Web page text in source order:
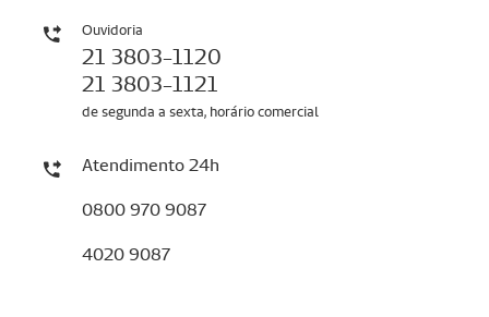
Ouvidoria
21 3803-1120
21 3803-1121
de segunda a sexta, horário comercial
Atendimento 24h
0800 970 9087
4020 9087